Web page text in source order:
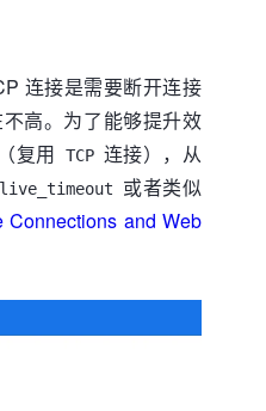
连接是需要断开连接
高。为了能够提升效
复用 TCP 连接），从
或者类似
Connections and Web